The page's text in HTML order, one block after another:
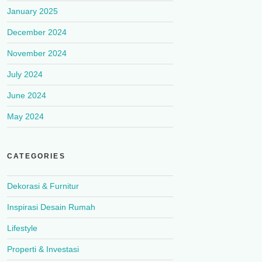
January 2025
December 2024
November 2024
July 2024
June 2024
May 2024
CATEGORIES
Dekorasi & Furnitur
Inspirasi Desain Rumah
Lifestyle
Properti & Investasi